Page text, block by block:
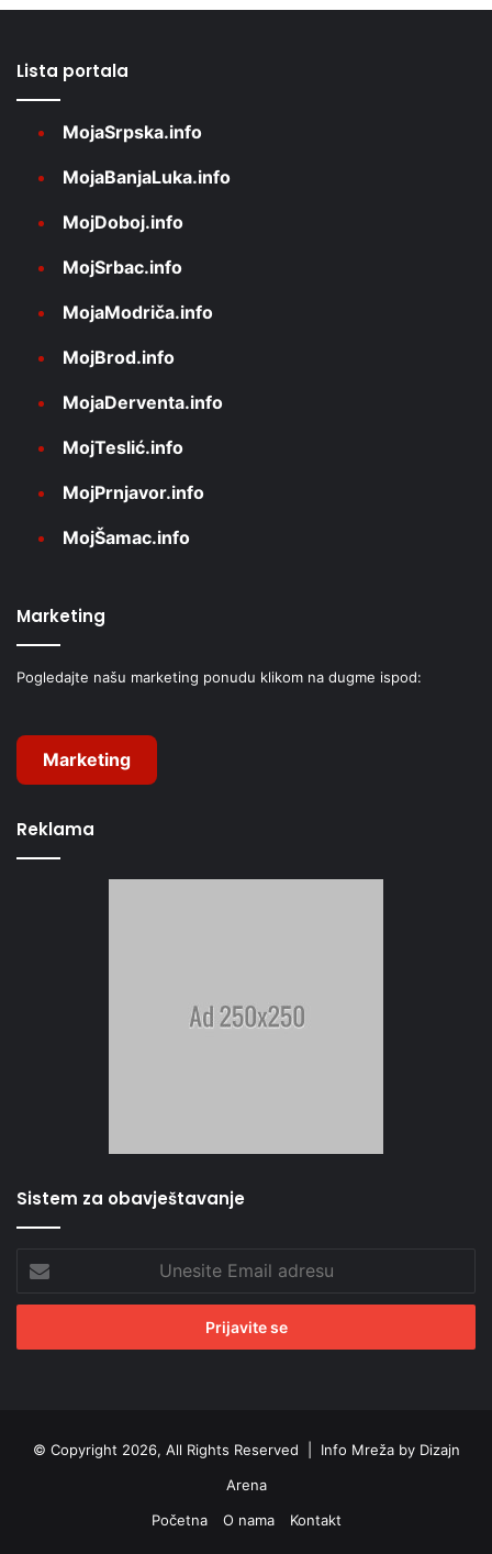
Lista portala
MojaSrpska.info
MojaBanjaLuka.info
MojDoboj.info
MojSrbac.info
MojaModriča.info
MojBrod.info
MojaDerventa.info
MojTeslić.info
MojPrnjavor.info
MojŠamac.info
Marketing
Pogledajte našu marketing ponudu klikom na dugme ispod:
Marketing
Reklama
Sistem za obavještavanje
Email
adresu
© Copyright 2026, All Rights Reserved | Info Mreža by Dizajn
Arena
Početna
O nama Kontakt